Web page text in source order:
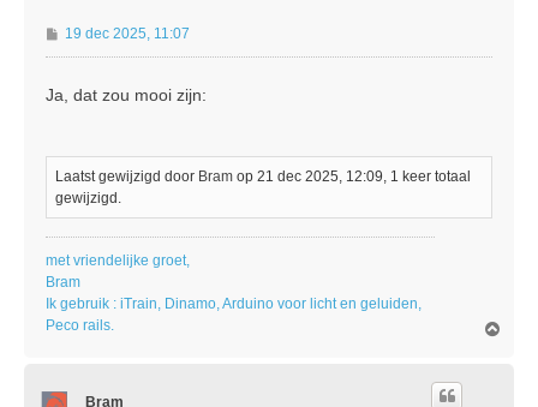
B
e
i
t
19 dec 2025, 11:07
Ja, dat zou mooi zijn:
Laatst gewijzigd door Bram op 21 dec 2025, 12:09, 1 keer totaal
gewijzigd.
met vriendelijke groet,
Bram
Ik gebruik : iTrain, Dinamo, Arduino voor licht en geluiden,
Peco rails.
Bram